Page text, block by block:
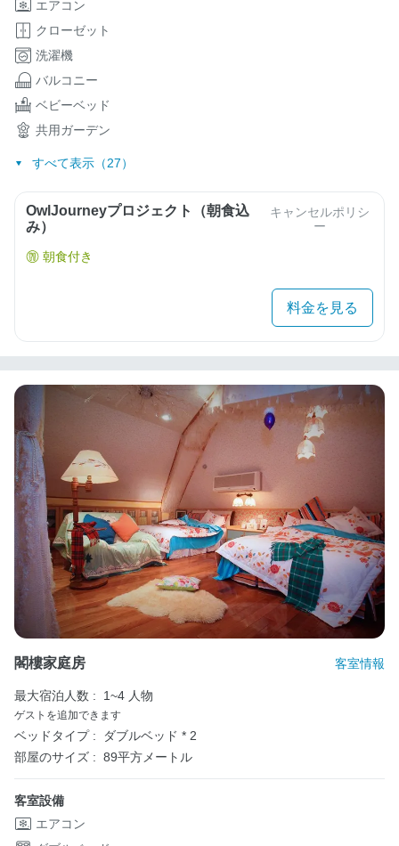
エアコン
クローゼット
洗濯機
バルコニー
ベビーベッド
共用ガーデン
すべて表示（27）
OwlJourneyプロジェクト（朝食込
み）
キャンセルポリシ
ー
朝食付き
料金を見る
閣樓家庭房 客室情報
最大宿泊人数 : 1~4 人物
ゲストを追加できます
ベッドタイプ :
ダブルベッド * 2
部屋のサイズ : 89平方メートル
客室設備
エアコン